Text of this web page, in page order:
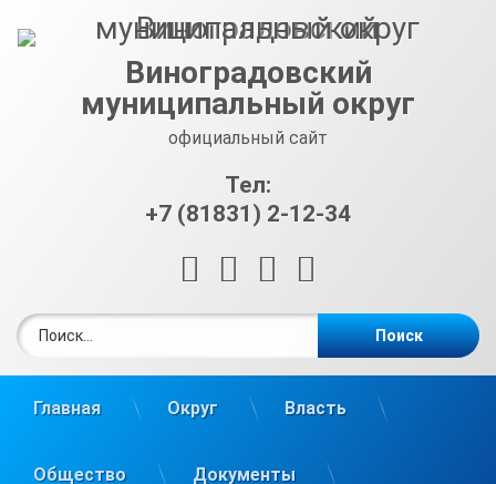
Виноградовский
муниципальный округ
официальный сайт
Тел:
+7 (81831) 2-12-34
RSS E-mailВКонтакте
Главная Округ Власть
Общество Документы